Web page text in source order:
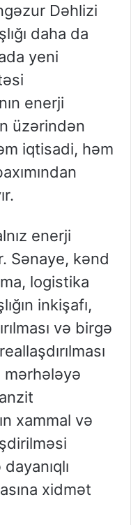
Dəhlizi
daha da
yeni
enerji
üzərindən
iqtisadi, həm
enerji
Sənaye, kənd
logistika
inkişafı,
və birgə
mərhələyə
xammal və
xidmət